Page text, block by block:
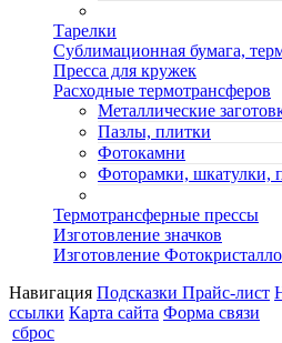
Тарелки
Сублимационная бумага,
Пресса для кружек
Расходные термотрансферов
Металлические
Пазлы, плитки
Фотокамни
Фоторамки, шкатулки,
Термотрансферные прессы
Изготовление значков
Изготовление
Навигация Подсказки Прайс-лист
ссылки Карта сайта Форма связи
сброс